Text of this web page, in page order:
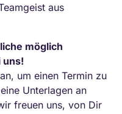
aus
möglich
uns!
an, um einen Termin zu
Unterlagen an
freuen uns, von Dir